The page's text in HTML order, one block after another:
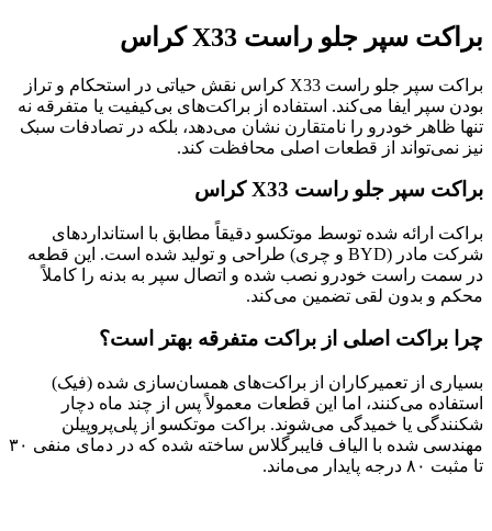
براکت سپر جلو راست X33 کراس
براکت سپر جلو راست X33 کراس نقش حیاتی در استحکام و تراز
بودن سپر ایفا می‌کند. استفاده از براکت‌های بی‌کیفیت یا متفرقه نه
تنها ظاهر خودرو را نامتقارن نشان می‌دهد، بلکه در تصادفات سبک
نیز نمی‌تواند از قطعات اصلی محافظت کند.
براکت سپر جلو راست X33 کراس
براکت ارائه شده توسط موتکسو دقیقاً مطابق با استانداردهای
شرکت مادر (BYD و چری) طراحی و تولید شده است. این قطعه
در سمت راست خودرو نصب شده و اتصال سپر به بدنه را کاملاً
محکم و بدون لقی تضمین می‌کند.
چرا براکت اصلی از براکت متفرقه بهتر است؟
بسیاری از تعمیرکاران از براکت‌های همسان‌سازی شده (فیک)
استفاده می‌کنند، اما این قطعات معمولاً پس از چند ماه دچار
شکنندگی یا خمیدگی می‌شوند. براکت موتکسو از پلی‌پروپیلن
مهندسی شده با الیاف فایبرگلاس ساخته شده که در دمای منفی ۳۰
تا مثبت ۸۰ درجه پایدار می‌ماند.